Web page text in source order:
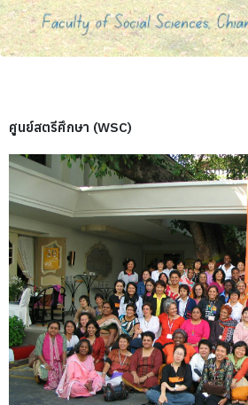
ศูนย์สตรีศึกษา (WSC)